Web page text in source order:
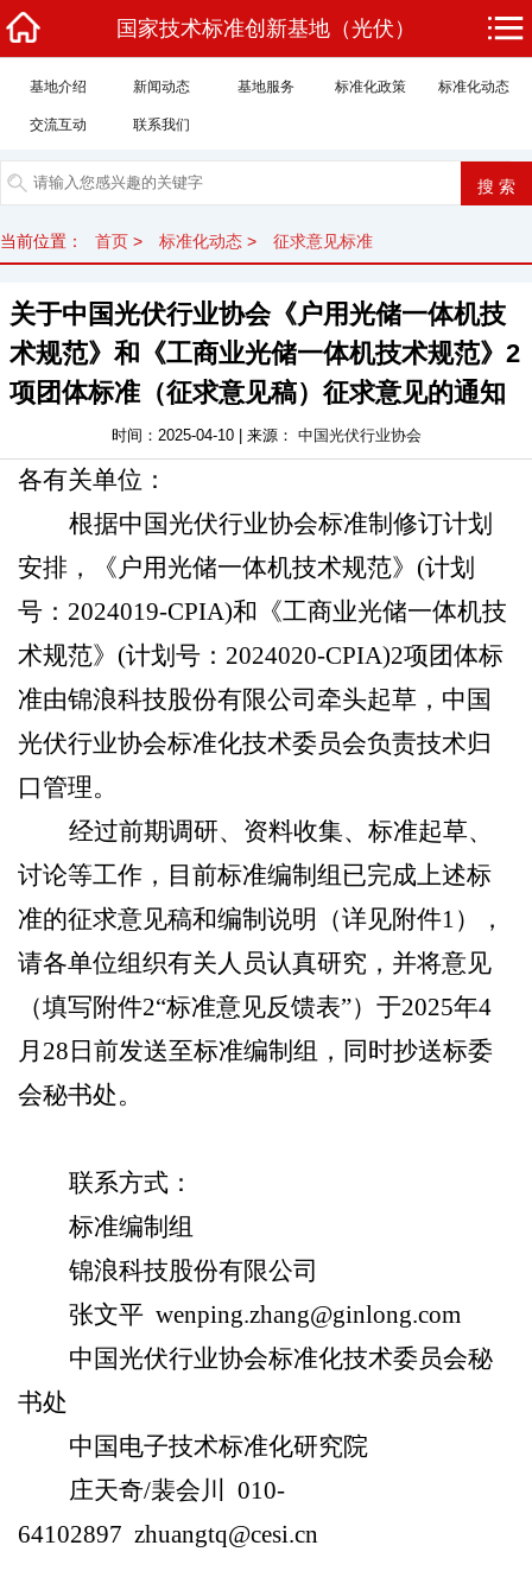
国家技术标准创新基地（光伏）
基地介绍 新闻动态 基地服务 标准化政策 标准化动态
交流互动 联系我们
当前位置： 首页 > 标准化动态 > 征求意见标准
关于中国光伏行业协会《户用光储一体机技
术规范》和《工商业光储一体机技术规范》2
项团体标准（征求意见稿）征求意见的通知
时间：2025-04-10 | 来源： 中国光伏行业协会
各有关单位：
根据中国光伏行业协会标准制修订计划
安排，《户用光储一体机技术规范》(计划
号： 2024019-CPIA)和《工商业光储一体机技
术规范》(计划号：2024020-CPIA)2项团体标
准由锦浪科技股份有限公司牵头起草，中国
光伏行业协会标准化技术委员会负责技术归
口管理。
经过前期调研、资料收集、标准起草、
讨论等工作，目前标准编制组已完成上述标
准的征求意见稿和编制说明（详见附件1），
请各单位组织有关人员认真研究，并将意见
（填写附件2“标准意见反馈表”）于2025年4
月28日前发送至标准编制组，同时抄送标委
会秘书处。
联系方式：
标准编制组
锦浪科技股份有限公司
张文平 wenping.zhang@ginlong.com
中国光伏行业协会标准化技术委员会秘
书处
中国电子技术标准化研究院
庄天奇/裴会川 010-
64102897 zhuangtq@cesi.cn